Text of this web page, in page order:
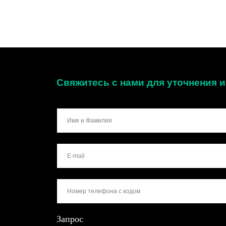
Запрос
Свяжитесь с нами для уточнения